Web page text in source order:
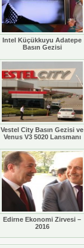
Intel Küçükkuyu Adatepe
Basın Gezisi
Vestel City Basın Gezisi ve
Venus V3 5020 Lansmanı
Edirne Ekonomi Zirvesi –
2016